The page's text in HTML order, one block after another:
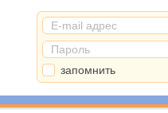
запомнить